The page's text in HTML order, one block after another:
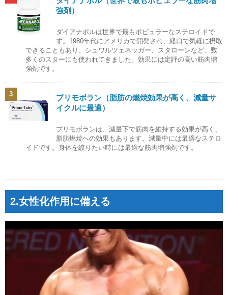
強剤）
ダイアナボルは世界で最もポピュラーなステロイドで
す。1980年代にアメリカで開発され、経口で気軽に摂取
できることもあり、シュワルツェネッガー、スタローンなど、数
多くのスターにも使われてきました。効果には定評の高い筋肉増
強剤です。
3
プリモボラン（脂肪の燃焼効果が高く、減量サ
イクルに最適）
プリモボランは、減量下で筋肉を維持する効果が高く、
脂肪燃焼への効果もあります。減量中には最適なステロ
イドです。身体を絞りたい時には最適な筋肉増強剤です。
2.女性化作用に備える